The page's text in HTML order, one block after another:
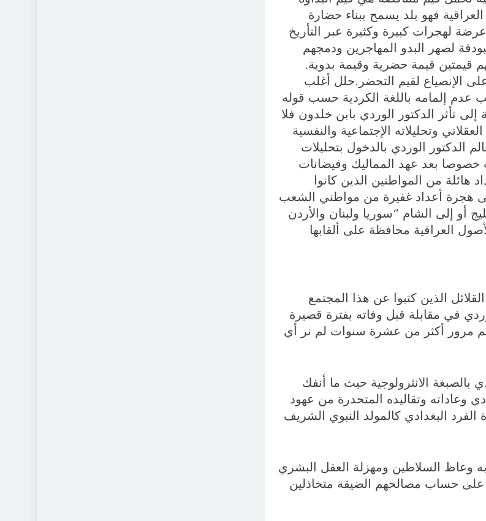
فهو بلد يسمح ببناء حضارة
لهجرات كبيرة وكثيرة عبر التأريخ
بالبودقة لصهر البدو المهاجرين ودمجهم
قيمتين قيمة حضرية وقيمة بدوية.
الإنصياع لقيم التحضر.حلل أغلب
عدم إلمامه باللغة الكردية حسب قوله
تأثر الدكتور الوردي بابن خلدون فلا
وتحليلاته الإجتماعية والنفسية
الدكتور الوردي بالدخول بتحليلات
بعد عهد المماليك وفيضانات
من المواطنين الذين كانوا
إلى هجرة أعداد غفيرة من مواطني الشعب
أو إلى الشام “سوريا ولبنان والأردن
العراقية محافظة على ألقابها
الذين كتبوا عن هذا المجتمع
في مقابلة قبل وفاته بفترة قصيرة
مرور أكثر من عشرة سنوات لم نر أي
الانثرولوجية حيث ما أنفك
وعاداته وتقاليده المتحدرة من عهود
الفرد البغدادي كالمولد النبوي الشريف
السلاطين ومهزلة العقل البشري
على حساب مصالحهم الضيقة متخاذلين